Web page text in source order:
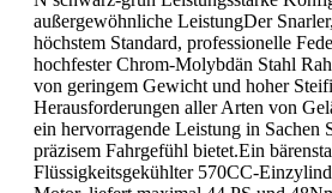
außergewöhnliche LeistungDer
höchstem Standard, professionelle
hochfester Chrom-Molybdän Stahl
von geringem Gewicht und hoher
Herausforderungen aller Arten von
ein hervorragende Leistung in Sachen
präzisem Fahrgefühl bietet.Ein
Flüssigkeitsgekühlter 570CC-